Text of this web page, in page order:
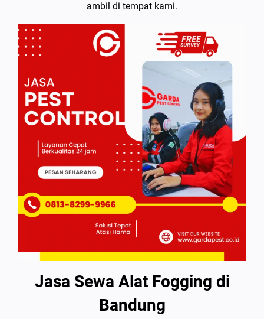
ambil di tempat kami.
Jasa Sewa Alat Fogging di
Bandung